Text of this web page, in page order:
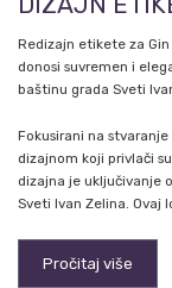
Redizajn etikete za
donosi suvremen i
baštinu grada Sveti
Fokusirani na
dizajnom koji privlači
dizajna je uključivanje
Sveti Ivan Zelina. Ovaj
Pročitaj više